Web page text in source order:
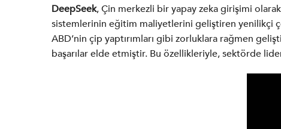
DeepSeek, Çin merkezli bir yapay zeka girişimi
sistemlerinin eğitim maliyetlerini geliştiren yenilikçi
ABD’nin çip yaptırımları gibi zorluklara rağmen
başarılar elde etmiştir. Bu özellikleriyle, sektörde